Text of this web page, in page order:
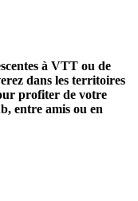
à VTT ou de
dans les territoires
profiter de votre
entre amis ou en